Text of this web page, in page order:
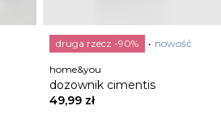
druga rzecz -90% nowość
home&you
dozownik cimentis
49,99 zł